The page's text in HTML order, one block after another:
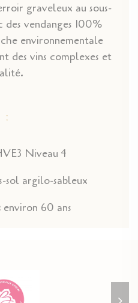
graveleux au sous-
vendanges 100%
environnementale
des vins complexes et
Niveau 4
sol argilo-sableux
environ 60 ans